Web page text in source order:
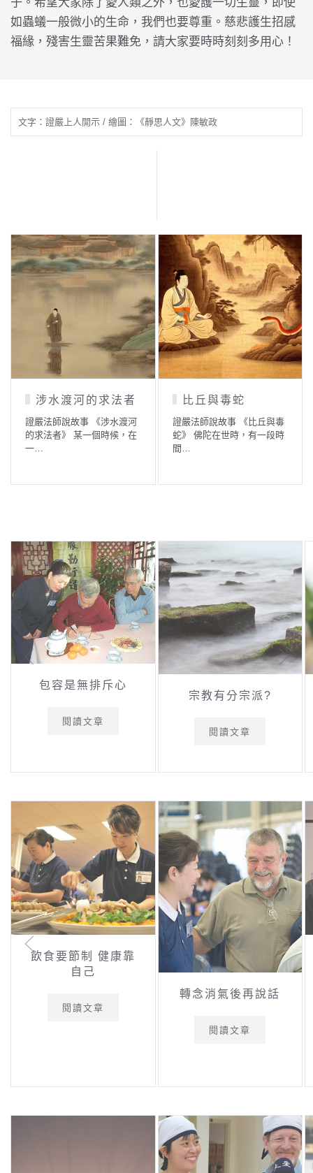
如蟲蟻一般微小的生命，我們也要尊重。慈悲護生招感
福緣，殘害生靈苦果難免，請大家要時時刻刻多用心！
文字：證嚴上人開示 / 繪圖：《靜思人文》陳敏政
虔誠的力量
證嚴法師說故事 《虔誠的力
量》 我們每天以最虔誠的心
入…
因愛生恨毀前程
證嚴法師說故事 《因愛生
恨，毀前程》 佛世時，有一
戶人…
包容是無排斥心
閱讀文章
宗教有分宗派?
閱讀文章
飲食要節制 健康靠
自己
閱讀文章
轉念消氣後再說話
閱讀文章